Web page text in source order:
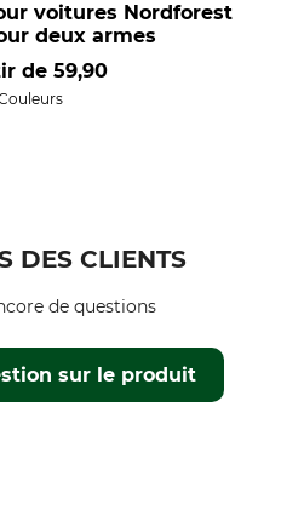
voitures Nordforest
deux armes
de 59,90
DES CLIENTS
sur le produit
de questions